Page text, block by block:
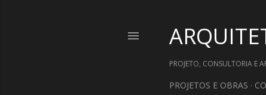
PROJETO, CONSULTORIA E
PROJETOS E OBRAS